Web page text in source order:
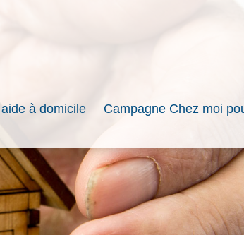
à domicile Campagne Chez moi